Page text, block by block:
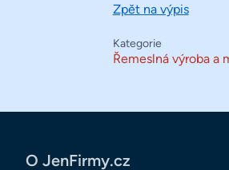
Zpět na výpis
Kategorie
Řemeslná výroba a
O JenFirmy.cz